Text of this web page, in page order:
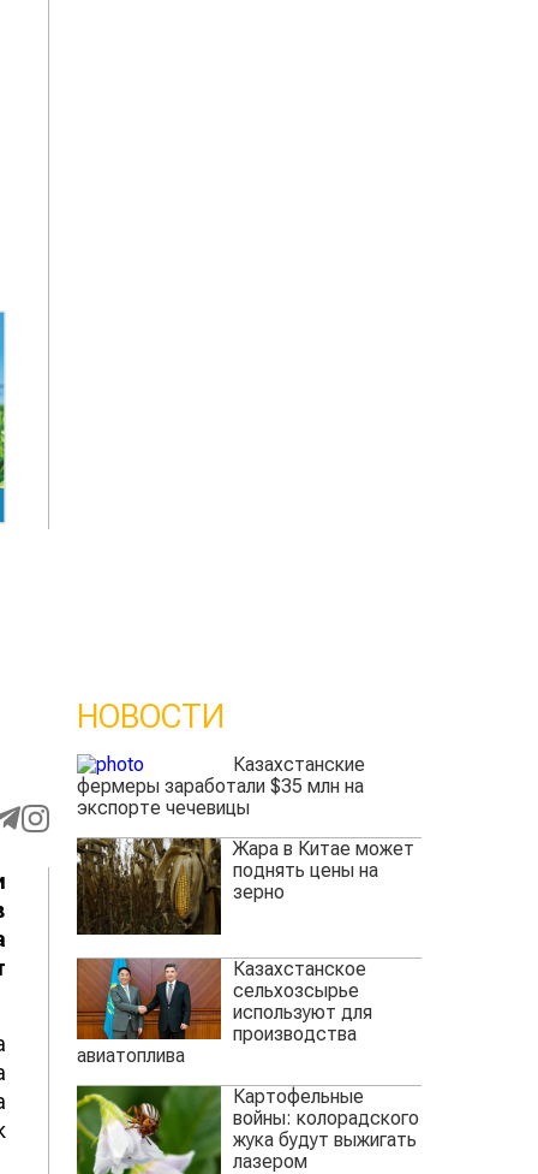
НОВОСТИ
Казахстанские
фермеры заработали $35 млн на
экспорте чечевицы
Жара в Китае может
поднять цены на
зерно
Казахстанское
сельхозсырье
используют для
производства
авиатоплива
Картофельные
войны: колорадского
жука будут выжигать
лазером